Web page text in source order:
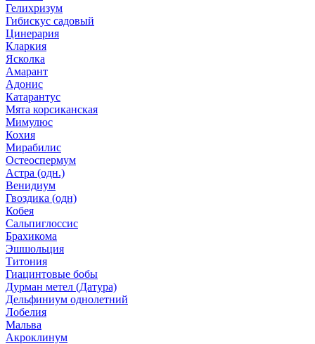
Гелихризум
Гибискус садовый
Цинерария
Кларкия
Ясколка
Амарант
Адонис
Катарантус
Мята корсиканская
Мимулюс
Кохия
Мирабилис
Остеоспермум
Астра (одн.)
Венидиум
Гвоздика (одн)
Кобея
Сальпиглоссис
Брахикома
Эшшольция
Титония
Гиацинтовые бобы
Дурман метел (Датура)
Дельфиниум однолетний
Лобелия
Мальва
Акроклинум